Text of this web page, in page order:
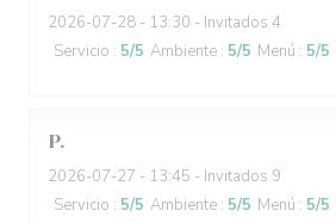
2026-07-28 - 13:30 - Invitados 4
Servicio : 5/5 Ambiente : 5/5 Menú : 5/5
P
2026-07-27 - 13:45 - Invitados 9
Servicio : 5/5 Ambiente : 5/5 Menú : 5/5